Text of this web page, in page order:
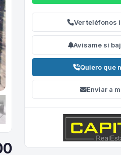
Ver teléfonos
Avisame si
Quiero que
Enviar a